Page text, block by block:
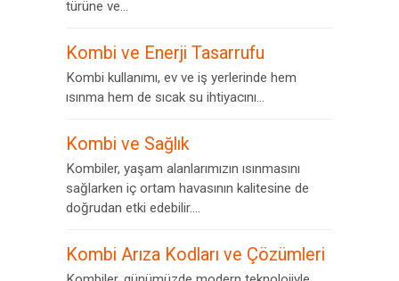
türüne ve...
Kombi ve Enerji Tasarrufu
Kombi kullanımı, ev ve iş yerlerinde hem
ısınma hem de sıcak su ihtiyacını...
Kombi ve Sağlık
Kombiler, yaşam alanlarımızın ısınmasını
sağlarken iç ortam havasının kalitesine de
doğrudan etki edebilir....
Kombi Arıza Kodları ve Çözümleri